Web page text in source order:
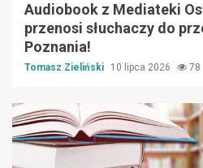
Audiobook z Mediateki
przenosi słuchaczy do
Poznania!
Tomasz Zieliński 10 lipca 2026 78